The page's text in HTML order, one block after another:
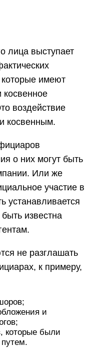
лица выступает
которые имеют
косвенное
воздействие
косвенным.
о них могут быть
Или же
участие в
устанавливается
известна
не разглашать
к примеру,
и
которые были